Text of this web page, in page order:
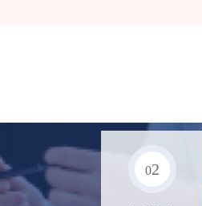
02